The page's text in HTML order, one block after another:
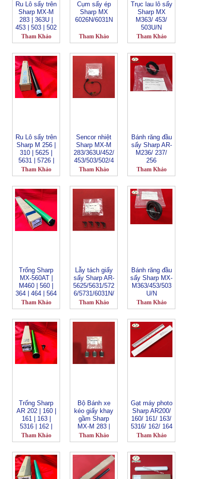
Ru Lô sấy trên
Sharp MX-M
283 | 363U |
453 | 503 | 502
| M364 | 365 |
460 | 464 | 465
565_NROLT18
21FCZZ
Tham Khảo
Cụm sấy ép
Sharp MX
6026N/6031N
Tham Khảo
Trục lau lô sấy
Sharp MX
M363/ 453/
503U/N
Tham Khảo
Ru Lô sấy trên
Sharp M 256 |
310 | 5625 |
5631 | 5726 |
5731 | 6031 |
6026 | 316 |
| 235 | 270 |
275 | M314 |
354_FG-486
Tham Khảo
Sencor nhiệt
Sharp MX-M
283/363U/452/
453/503/502/4
60/464/560/56
4/664
Tham Khảo
Bánh răng đầu
sấy Sharp AR-
M236/ 237/
256
Tham Khảo
Trống Sharp
MX-560AT |
M460 | 560 |
364 | 464 | 564
| 365 | 465 |
565 | 3050 |
3570 | 4050 |
4070 | 5050 |
5070 | 6050 |
6070 | 2561 |
3051 | 3071 |
3551 | 3571 |
Tham Khảo
Lẫy tách giấy
sấy Sharp AR-
5625/5631/572
6/5731/6031N/
6026/M256/31
0/258/318/260
Tham Khảo
Bánh răng đầu
sấy Sharp MX-
M363/453/503
U/N
Tham Khảo
Trống Sharp
AR 202 | 160 |
161 | 163 |
5316 | 162 |
164 | 201 | 205
| 206 | 207 |
5516 | 5316 |
5618 | 5320 |
5623 | 5015 |
Tham Khảo
Bộ Bánh xe
kéo giấy khay
gầm Sharp
MX-M 283 |
363 | 453 | 503
| 502 | 460 |
Tham Khảo
Gạt máy photo
Sharp AR200/
160/ 161/ 163/
5316/ 162/ 164
Tham Khảo